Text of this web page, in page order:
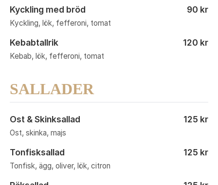
Kyckling med bröd 90 kr
Kyckling, lök, fefferoni, tomat
Kebabtallrik 120 kr
Kebab, lök, fefferoni, tomat
SALLADER
Ost & Skinksallad 125 kr
Ost, skinka, majs
Tonfisksallad 125 kr
Tonfisk, ägg, oliver, lök, citron